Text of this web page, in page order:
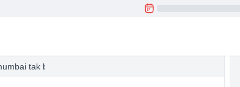
tak baithak 2025 when i was chief minister i did not